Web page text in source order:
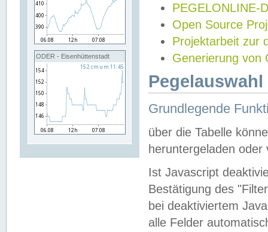
ODER - Eisenhüttenstadt
PEGELONLINE-
Open Source
Projektarbeit zur
Generierung von
Grundlegende
über die Tabelle
heruntergeladen oder
Ist Javascript
Bestätigung des
bei deaktiviertem
alle Felder